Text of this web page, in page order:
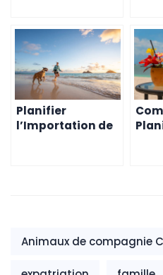
les
Planifier
l’Importation de
Animaux de compagnie